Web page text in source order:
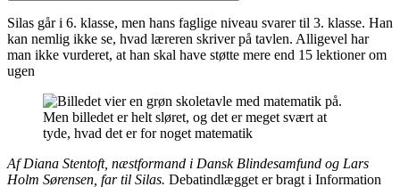
Silas går i 6. klasse, men hans faglige niveau svarer til 3. klasse. Han
kan nemlig ikke se, hvad læreren skriver på tavlen. Alligevel har
man ikke vurderet, at han skal have støtte mere end 15 lektioner om
ugen
Af Diana Stentoft, næstformand i Dansk Blindesamfund og Lars
Holm Sørensen, far til Silas. Debatindlægget er bragt i Information